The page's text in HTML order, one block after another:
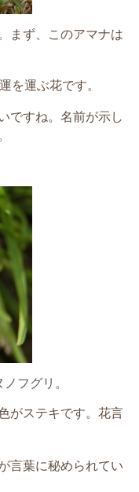
まず、このアマナは
を運ぶ花です。
ですね。名前が示し
フグリ 。
がステキです。花言
言葉に秘められてい